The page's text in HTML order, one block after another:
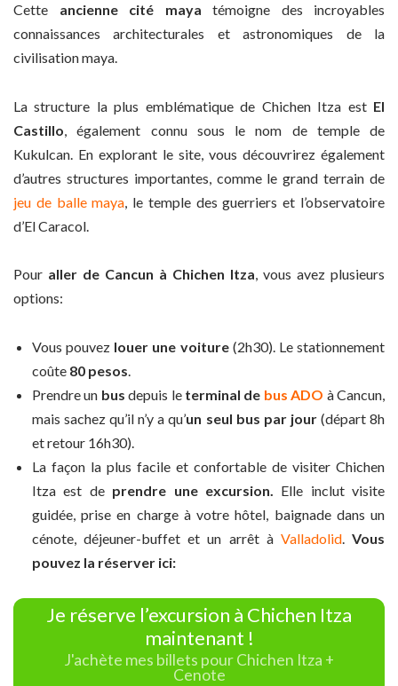
Cette ancienne cité maya témoigne des incroyables
connaissances architecturales et astronomiques de la
civilisation maya.
La structure la plus emblématique de Chichen Itza est El
Castillo, également connu sous le nom de temple de
Kukulcan. En explorant le site, vous découvrirez également
d’autres structures importantes, comme le grand terrain de
jeu de balle maya, le temple des guerriers et l’observatoire
d’El Caracol.
Pour aller de Cancun à Chichen Itza, vous avez plusieurs
options:
Vous pouvez louer une voiture(2h30). Le stationnement
coûte 80 pesos
Prendre un bus depuis le terminal de bus ADO à Cancun,
mais sachez qu’il n’y a qu’un seul bus par jour(départ 8h
et retour 16h30).
La façon la plus facile et confortable de visiter Chichen
Itza est de prendre une excursion. Elle inclut visite
guidée, prise en charge à votre hôtel, baignade dans un
cénote, déjeuner-buffet et un arrêt à Valladolid. Vous
pouvez la réserver ici:
Je réserve l’excursion à Chichen Itza
maintenant !
J'achète mes billets pour Chichen Itza +
Cenote